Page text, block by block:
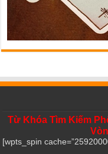
Từ Khóa Tìm Kiếm
[wpts_spin